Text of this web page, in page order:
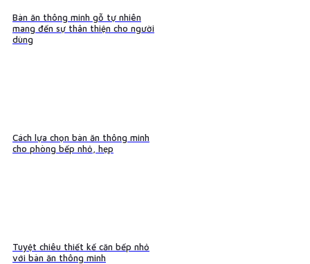
Bàn ăn thông minh gỗ tự nhiên
mang đến sự thân thiện cho người
dùng
Cách lựa chọn bàn ăn thông minh
cho phòng bếp nhỏ, hẹp
Tuyệt chiêu thiết kế căn bếp nhỏ
với bàn ăn thông minh